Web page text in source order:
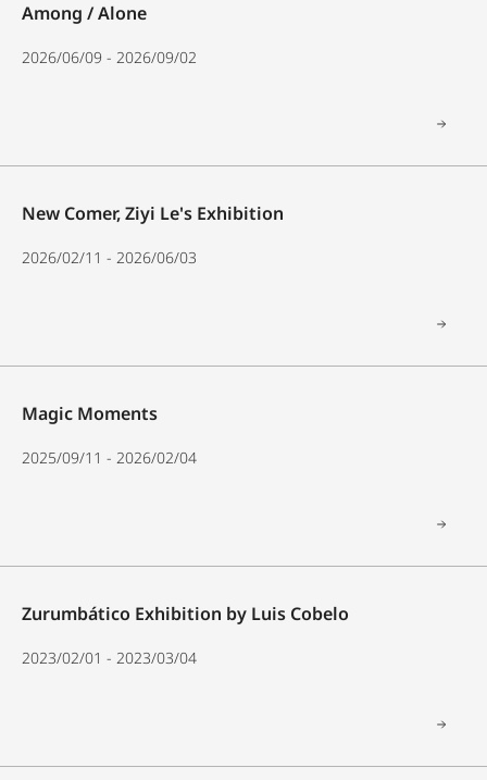
Among / Alone
2026/06/09 - 2026/09/02
New Comer, Ziyi Le's Exhibition
2026/02/11 - 2026/06/03
Magic Moments
2025/09/11 - 2026/02/04
Zurumbático Exhibition by Luis Cobelo
2023/02/01 - 2023/03/04